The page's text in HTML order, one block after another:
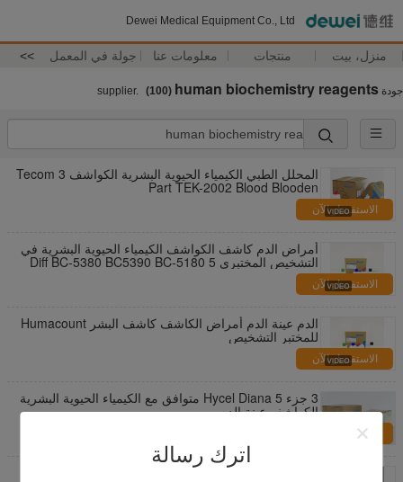
Dewei Medical Equipment Co., Ltd
منزل، بيت منتجات معلومات عنا جولة في المعمل >>
اترك رسالة
جودة human biochemistry reagents
(100)
المحلل الطبي الكيمياء الحيوية البشرية الكواشف Tecom 3
Part TEK-2002 Blood Blooden
الاستفسار الآن
أمراض الدم كاشف الكواشف الكيمياء الحيوية البشرية في
التشخيص المختبري 5 Diff BC-5380 BC5390 BC-5180
BC-5300الاستفسار الآن
الدم عينة الدم أمراض الكاشف كاشف البشر Humacount
للمختبر التشخيص
الاستفسار الآن
3 جزء Hycel Diana 5 متوافق مع الكيمياء الحيوية البشرية
الكواشف عينة الدم
الاستفسار الآن
عينة الدم الكاشف محلل الدم لأورفي الأسطورية 18